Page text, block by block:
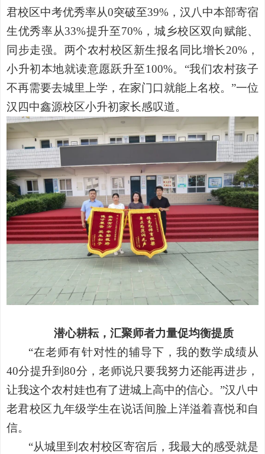
君校区中考优秀率从0突破至39%，汉八中本部寄宿
生优秀率从33%提升至70%，城乡校区双向赋能、
同步走强。两个农村校区新生报名同比增长20%，
小升初本地就读意愿跃升至100%。“我们农村孩子
不再需要去城里上学，在家门口就能上名校。”一位
汉四中鑫源校区小升初家长感叹道。
潜心耕耘，汇聚师者力量促均衡提质
“在老师有针对性的辅导下，我的数学成绩从
40分提升到80分，老师说只要我努力还能再进步，
让我这个农村娃也有了进城上高中的信心。”汉八中
老君校区九年级学生在说话间脸上洋溢着喜悦和自
信。
“从城里到农村校区寄宿后，我最大的感受就是